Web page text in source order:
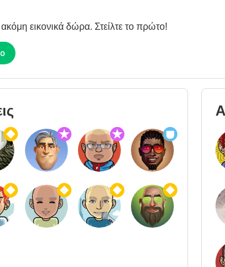
εικονικά δώρα. Στείλτε το πρώτο!